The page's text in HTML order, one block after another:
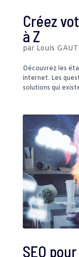
Créez
à Z
par Louis
Découvrez les
internet. Les
solutions qui
SEO